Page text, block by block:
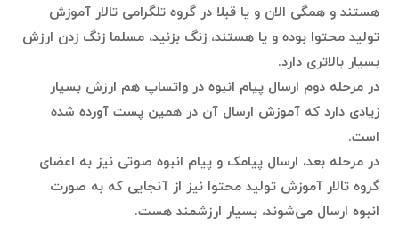
هستند و همگی الان و یا قبلا در گروه تلگرامی تالار آموزش
تولید محتوا بوده و یا هستند، زنگ بزنید، مسلما زنگ زدن ارزش
بسیار بالاتری دارد.
در مرحله دوم ارسال پیام انبوه در واتساپ هم ارزش بسیار
زیادی دارد که آموزش ارسال آن در همین پست آورده شده
است.
در مرحله بعد، ارسال پیامک و پیام انبوه صوتی نیز به اعضای
گروه تالار آموزش تولید محتوا نیز از آنجایی که به صورت
انبوه ارسال می‌شوند، بسیار ارزشمند هست.